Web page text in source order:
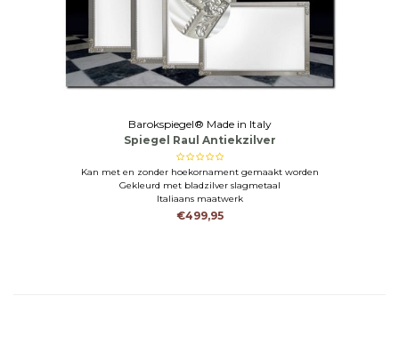
Barokspiegel® Made in Italy
Spiegel Raul Antiekzilver
Kan met en zonder hoekornament gemaakt worden
Gekleurd met bladzilver slagmetaal
Italiaans maatwerk
€499,95